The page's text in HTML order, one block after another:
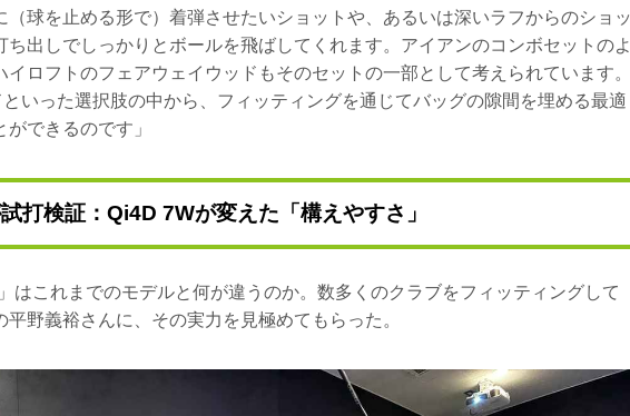
（球を止める形で）着弾させたいショットや、あるいは深いラフからのショッ
ち出しでしっかりとボールを飛ばしてくれます。アイアンのコンボセットのよ
イロフトのフェアウェイウッドもそのセットの一部として考えられています。
いった選択肢の中から、フィッティングを通じてバッグの隙間を埋める最適
できるのです」
打検証：Qi4D 7Wが変えた「構えやすさ」
はこれまでのモデルと何が違うのか。数多くのクラブをフィッティングして
平野義裕さんに、その実力を見極めてもらった。